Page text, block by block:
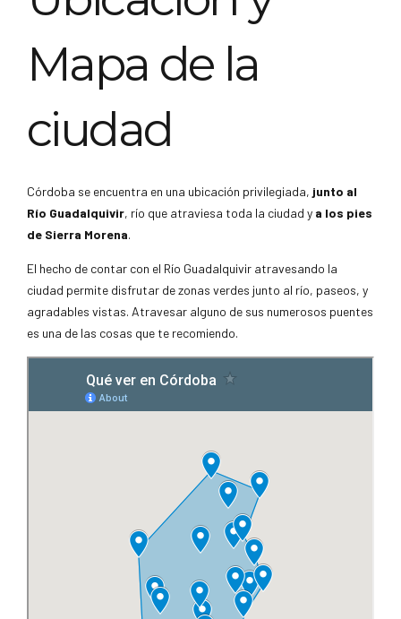
Mapa de la
ciudad
Córdoba se encuentra en una ubicación privilegiada, junto al
Río Guadalquivir, río que atraviesa toda la ciudad y a los pies
de Sierra Morena.
El hecho de contar con el Río Guadalquivir atravesando la
ciudad permite disfrutar de zonas verdes junto al río, paseos, y
agradables vistas. Atravesar alguno de sus numerosos puentes
es una de las cosas que te recomiendo.